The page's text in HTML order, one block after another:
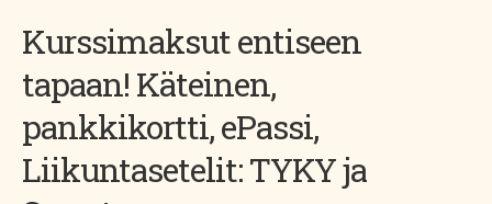
Kurssimaksut entiseen
tapaan! Käteinen,
pankkikortti, ePassi,
Liikuntasetelit: TYKY ja